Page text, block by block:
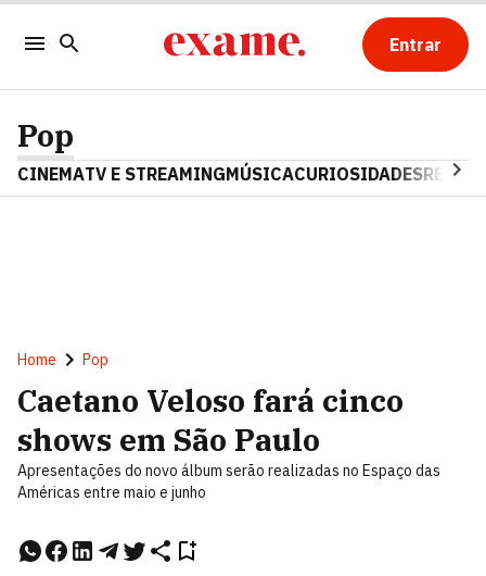
Entrar
Pop
CINEMATV E STREAMINGMÚSICACURIOSIDADES
Home Pop
Caetano Veloso fará cinco
shows em São Paulo
Apresentações do novo álbum serão realizadas no Espaço das
Américas entre maio e junho